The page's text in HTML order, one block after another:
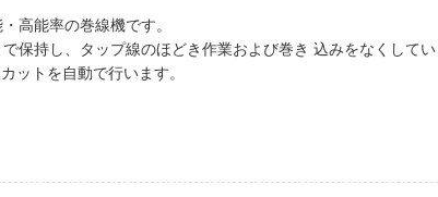
高能率の巻線機です。
保持し、タップ線のほどき作業および巻き 込みをなくしてい
ットを自動で行います。